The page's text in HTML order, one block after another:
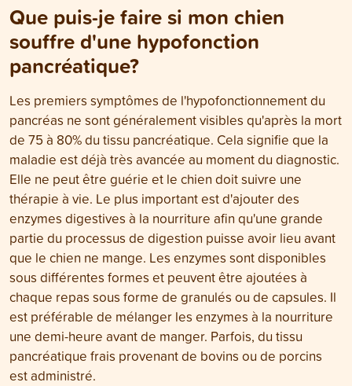
Que puis-je faire si mon chien
souffre d'une hypofonction
pancréatique?
Les premiers symptômes de l'hypofonctionnement du
pancréas ne sont généralement visibles qu'après la mort
de 75 à 80% du tissu pancréatique. Cela signifie que la
maladie est déjà très avancée au moment du diagnostic.
Elle ne peut être guérie et le chien doit suivre une
thérapie à vie. Le plus important est d'ajouter des
enzymes digestives à la nourriture afin qu'une grande
partie du processus de digestion puisse avoir lieu avant
que le chien ne mange. Les enzymes sont disponibles
sous différentes formes et peuvent être ajoutées à
chaque repas sous forme de granulés ou de capsules. Il
est préférable de mélanger les enzymes à la nourriture
une demi-heure avant de manger. Parfois, du tissu
pancréatique frais provenant de bovins ou de porcins
est administré.